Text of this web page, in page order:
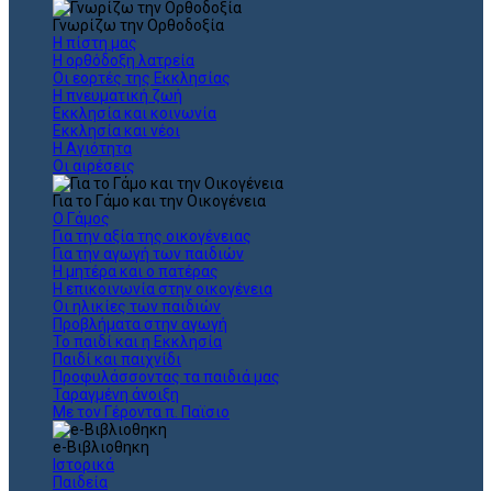
Γνωρίζω την Ορθοδοξία
Η πίστη μας
Η ορθόδοξη λατρεία
Οι εορτές της Εκκλησίας
Η πνευματική ζωή
Εκκλησία και κοινωνία
Εκκλησία και νέοι
Η Αγιότητα
Οι αιρέσεις
Για το Γάμο και την Οικογένεια
Ο Γάμος
Για την αξία της οικογένειας
Για την αγωγή των παιδιών
Η μητέρα και ο πατέρας
Η επικοινωνία στην οικογένεια
Οι ηλικίες των παιδιών
Προβλήματα στην αγωγή
Το παιδί και η Εκκλησία
Παιδί και παιχνίδι
Προφυλάσσοντας τα παιδιά μας
Ταραγμένη άνοιξη
Με τον Γέροντα π. Παϊσιο
e-Βιβλιοθηκη
Ιστορικά
Παιδεία